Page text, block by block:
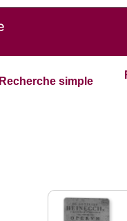
Recherche simple